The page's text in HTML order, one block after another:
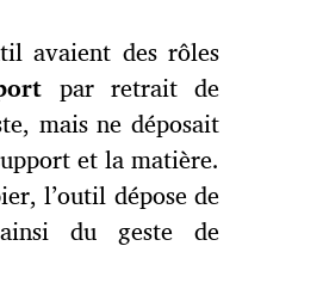
avaient des rôles
par retrait de
mais ne déposait
et la matière.
l’outil dépose de
du geste de